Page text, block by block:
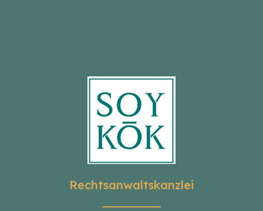
Rechtsanwaltskanzlei